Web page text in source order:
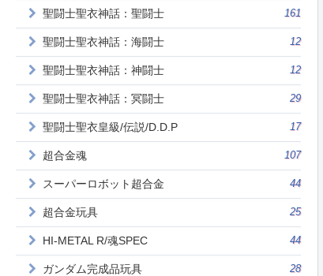
聖闘士聖衣神話：聖闘士 161
聖闘士聖衣神話：海闘士 12
聖闘士聖衣神話：神闘士 12
聖闘士聖衣神話：冥闘士 29
聖闘士聖衣皇級/伝説/D.D.P 17
超合金魂 107
スーパーロボット超合金 44
超合金玩具 25
HI-METAL R/魂SPEC 44
ガンダム完成品玩具 28